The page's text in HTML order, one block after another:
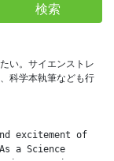
検索
い。サイエンストレ
科学本執筆なども行
excitement of
a Science